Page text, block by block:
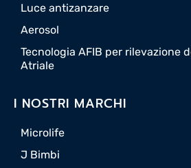
Luce antizanzare
Aerosol
Tecnologia AFIB per rilevazione
Atriale
I NOSTRI MARCHI
Microlife
J Bimbi